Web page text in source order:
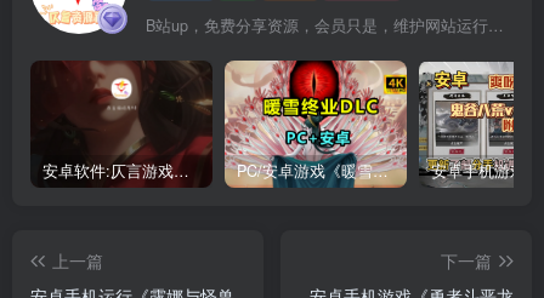
B站up，免费分享资源，会员只是，维护网站运行，会员权利为可以支持本地下载，更多内容，敬请期待！
安卓软件:仄言游戏库4.0APP全新上架了！没有下的赶紧下载呀！ PC/安卓游戏《暖雪最新v3.1.0.1》终业DLC整合版！
上一篇
下一篇